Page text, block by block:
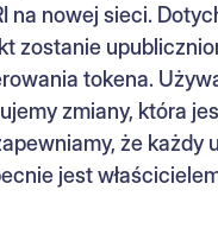
na nowej sieci.
zostanie
tokena.
zmiany, która
że każdy
jest